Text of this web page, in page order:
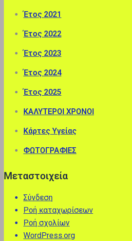
Έτος 2021
Έτος 2022
Έτος 2023
Έτος 2024
Έτος 2025
ΚΑΛΥΤΕΡΟΙ ΧΡΟΝΟΙ
Κάρτες Υγείας
ΦΩΤΟΓΡΑΦΙΕΣ
Μεταστοιχεία
Σύνδεση
Ροή καταχωρίσεων
Ροή σχολίων
WordPress.org